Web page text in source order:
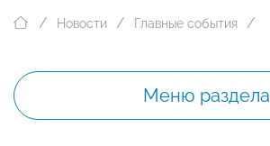
Новости Главные события
Меню раздела